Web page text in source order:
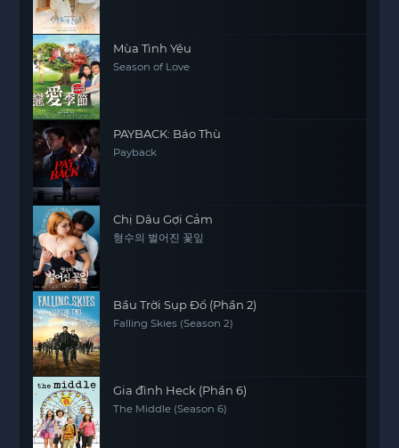
Mùa Tình Yêu
Season of Love
PAYBACK: Báo Thù
Payback
Chị Dâu Gợi Cảm
형수의 벌어진 꽃잎
Bầu Trời Sụp Đổ (Phần 2)
Falling Skies (Season 2)
Gia đình Heck (Phần 6)
The Middle (Season 6)